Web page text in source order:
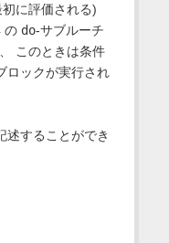
に評価される)
の do-サブルーチ
このときは条件
ロックが実行され
述することができ